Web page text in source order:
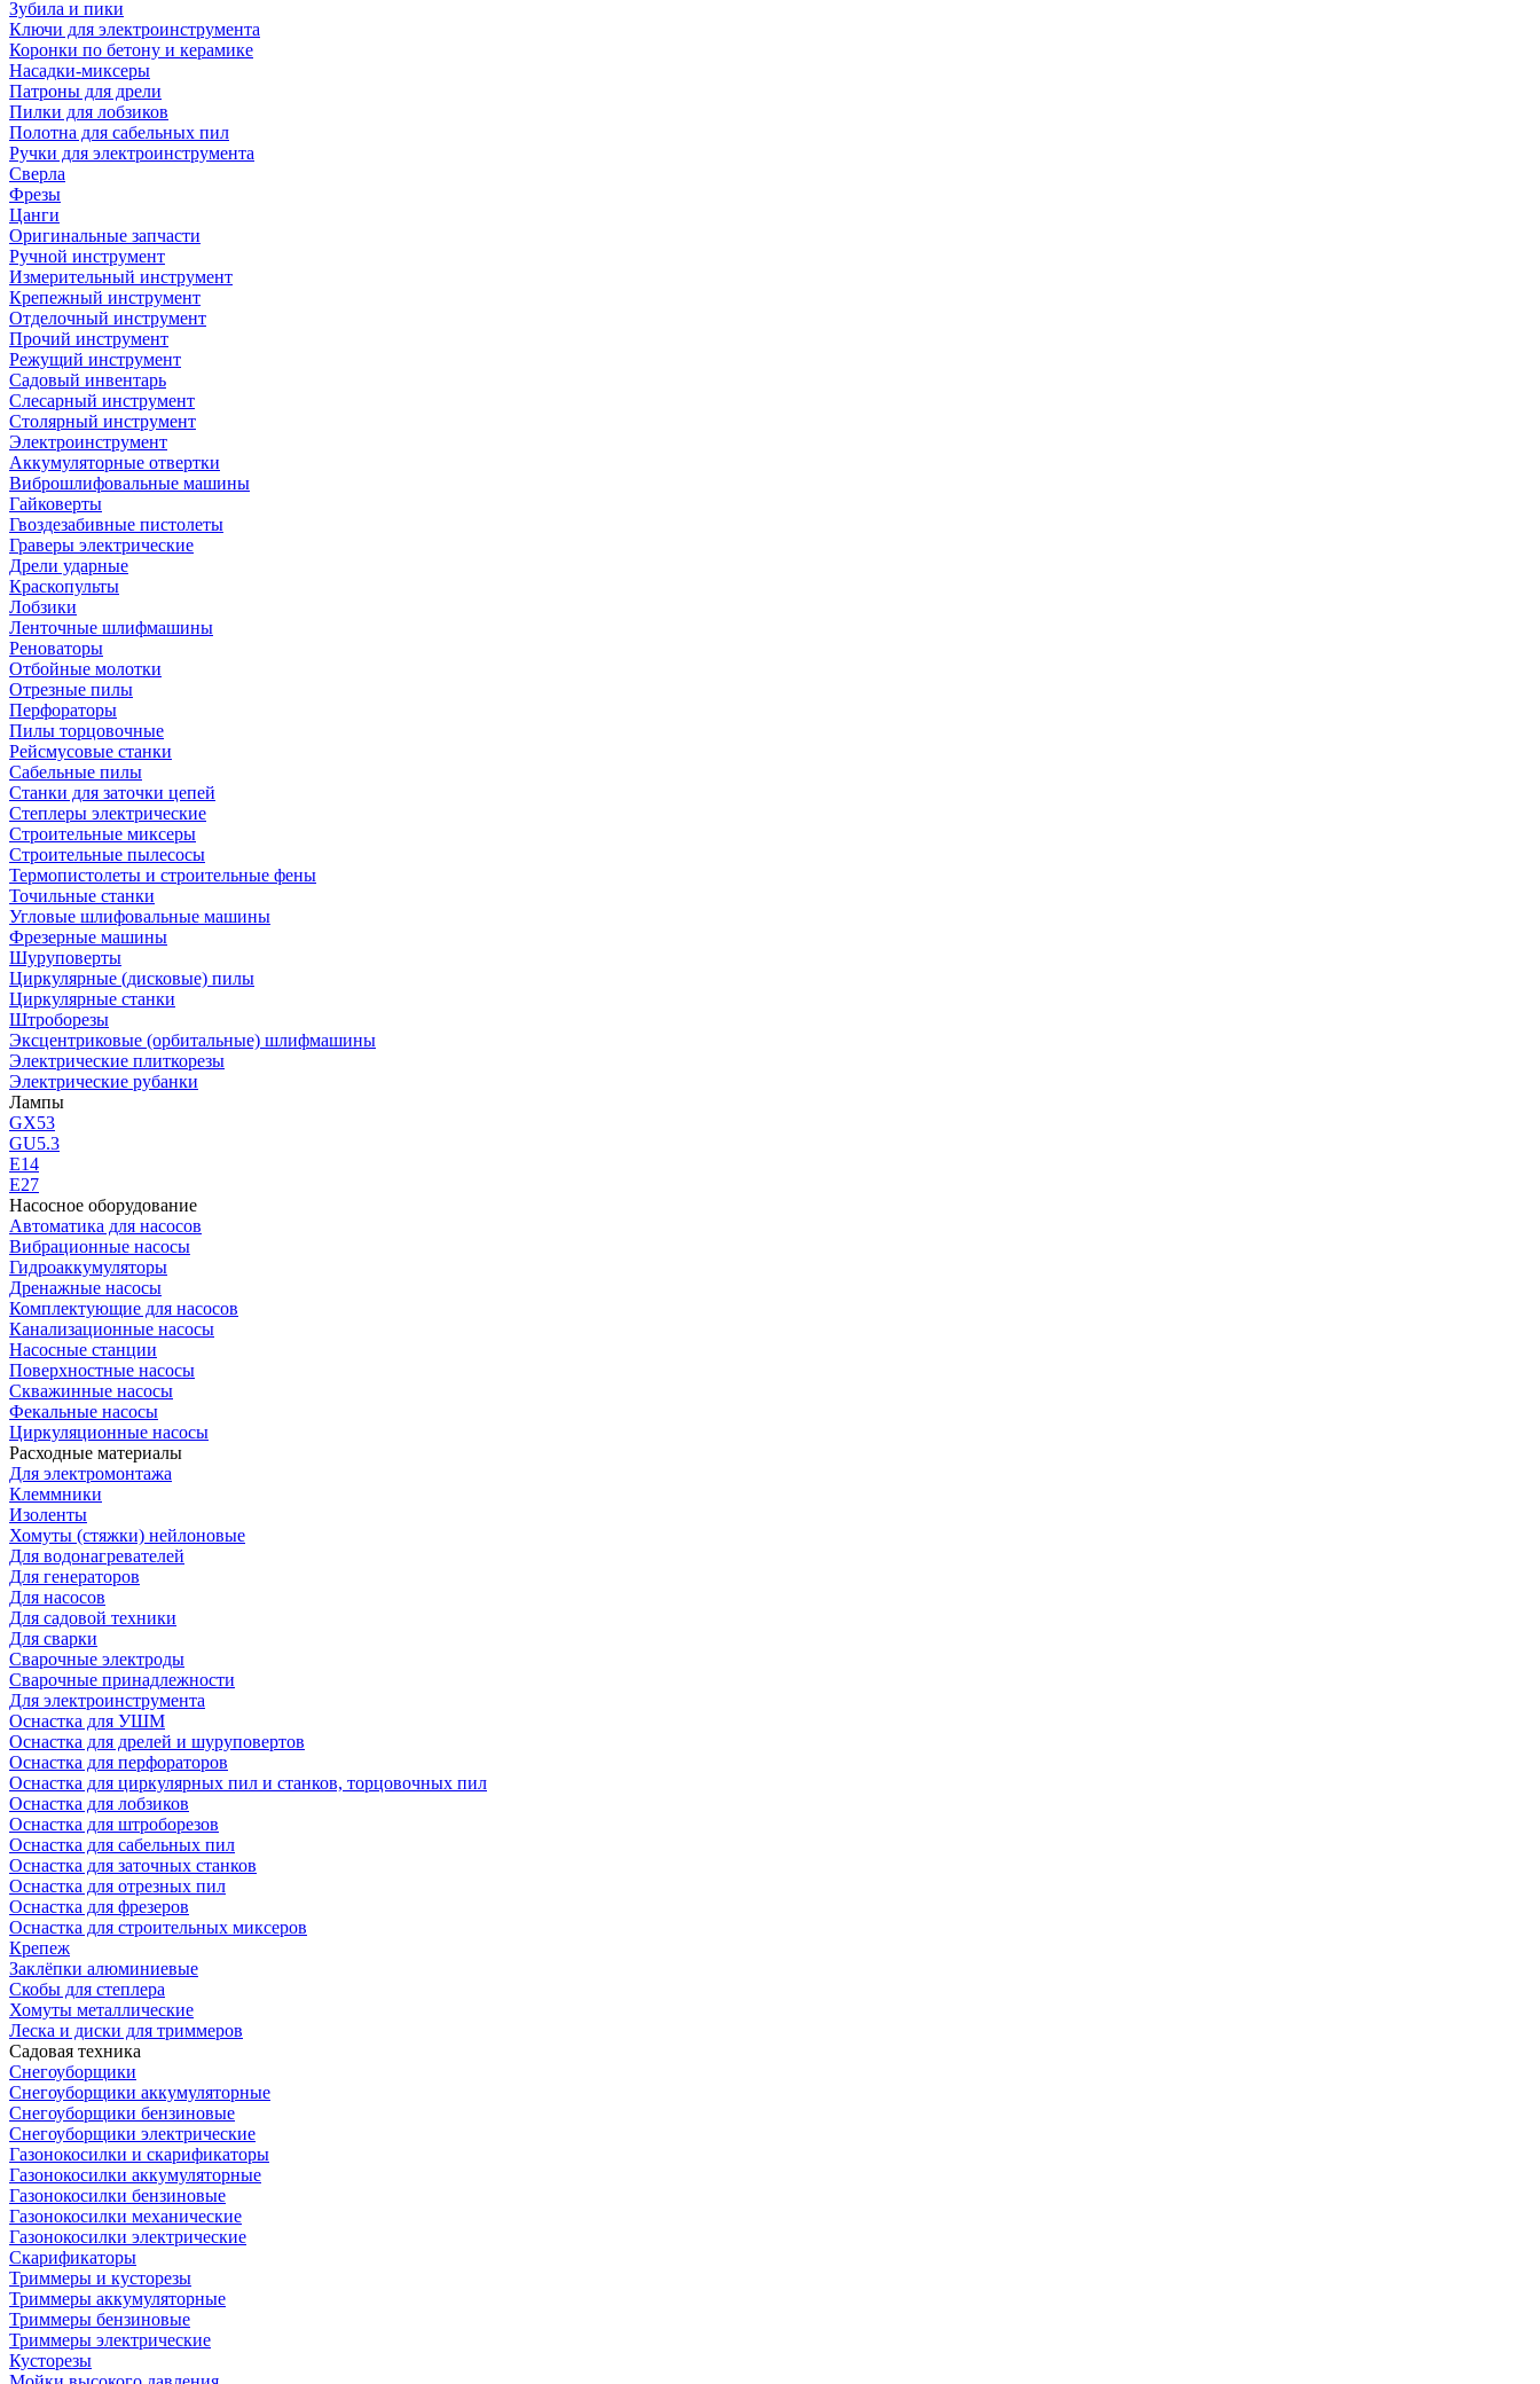
Зубила и пики
Ключи для электроинструмента
Коронки по бетону и керамике
Насадки-миксеры
Патроны для дрели
Пилки для лобзиков
Полотна для сабельных пил
Ручки для электроинструмента
Сверла
Фрезы
Цанги
Оригинальные запчасти
Ручной инструмент
Измерительный инструмент
Крепежный инструмент
Отделочный инструмент
Прочий инструмент
Режущий инструмент
Садовый инвентарь
Слесарный инструмент
Столярный инструмент
Электроинструмент
Аккумуляторные отвертки
Виброшлифовальные машины
Гайковерты
Гвоздезабивные пистолеты
Граверы электрические
Дрели ударные
Краскопульты
Лобзики
Ленточные шлифмашины
Реноваторы
Отбойные молотки
Отрезные пилы
Перфораторы
Пилы торцовочные
Рейсмусовые станки
Сабельные пилы
Станки для заточки цепей
Степлеры электрические
Строительные миксеры
Строительные пылесосы
Термопистолеты и строительные фены
Точильные станки
Угловые шлифовальные машины
Фрезерные машины
Шуруповерты
Циркулярные (дисковые) пилы
Циркулярные станки
Штроборезы
Эксцентриковые (орбитальные) шлифмашины
Электрические плиткорезы
Электрические рубанки
Лампы
GX53
GU5.3
Е14
Е27
Насосное оборудование
Автоматика для насосов
Вибрационные насосы
Гидроаккумуляторы
Дренажные насосы
Комплектующие для насосов
Канализационные насосы
Насосные станции
Поверхностные насосы
Скважинные насосы
Фекальные насосы
Циркуляционные насосы
Расходные материалы
Для электромонтажа
Клеммники
Изоленты
Хомуты (стяжки) нейлоновые
Для водонагревателей
Для генераторов
Для насосов
Для садовой техники
Для сварки
Сварочные электроды
Сварочные принадлежности
Для электроинструмента
Оснастка для УШМ
Оснастка для дрелей и шуруповертов
Оснастка для перфораторов
Оснастка для циркулярных пил и станков, торцовочных пил
Оснастка для лобзиков
Оснастка для штроборезов
Оснастка для сабельных пил
Оснастка для заточных станков
Оснастка для отрезных пил
Оснастка для фрезеров
Оснастка для строительных миксеров
Крепеж
Заклёпки алюминиевые
Скобы для степлера
Хомуты металлические
Леска и диски для триммеров
Садовая техника
Снегоуборщики
Снегоуборщики аккумуляторные
Снегоуборщики бензиновые
Снегоуборщики электрические
Газонокосилки и скарификаторы
Газонокосилки аккумуляторные
Газонокосилки бензиновые
Газонокосилки механические
Газонокосилки электрические
Скарификаторы
Триммеры и кусторезы
Триммеры аккумуляторные
Триммеры бензиновые
Триммеры электрические
Кусторезы